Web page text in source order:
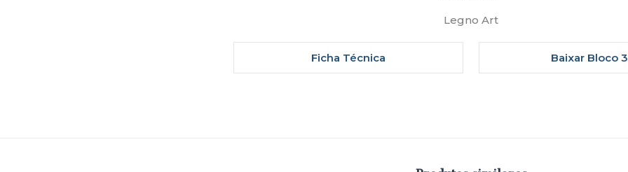
Legno Art
Ficha Técnica Baixar Bloco